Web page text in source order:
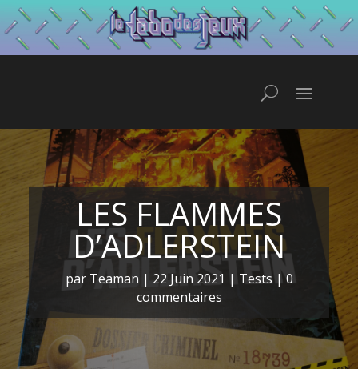
LES FLAMMES
D’ADLERSTEIN
par Teaman | 22 Juin 2021 | Tests|0
commentaires